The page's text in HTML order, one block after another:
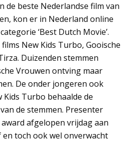
de beste Nederlandse film van
kon er in Nederland online
‘Best Dutch Movie’.
New Kids Turbo, Gooische
Duizenden stemmen
Vrouwen ontving maar
De onder jongeren ook
Turbo behaalde de
de stemmen. Presenter
afgelopen vrijdag aan
en toch ook wel onverwacht